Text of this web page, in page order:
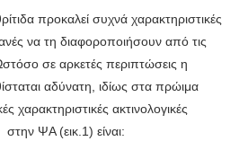
προκαλεί συχνά χαρακτηριστικές
να τη διαφοροποιήσουν από τις
σε αρκετές περιπτώσεις η
αδύνατη, ιδίως στα πρώιμα
χαρακτηριστικές ακτινολογικές
ΨΑ (εικ.1) είναι: